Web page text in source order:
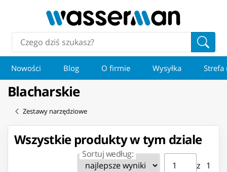
Nowości Blog O firmie Wysyłka Strefa
Blacharskie
Zestawy narzędziowe
Wszystkie produkty w tym dziale
Sortuj według: Strona ⁨1⁩ z ⁨1⁩
z ⁨1⁩
Przejdź do strony